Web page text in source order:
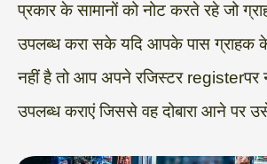
प्रकार के सामानों को नोट करते रहे जो
उपलब्ध करा सके यदि आपके पास ग्राहक के
नहीं है तो आप अपने रजिस्टर
उपलब्ध कराएं जिससे वह दोबारा आने पर